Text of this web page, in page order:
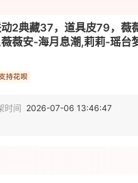
动2典藏37，道具皮79，
薇安-海月息潮,莉莉-瑶台
时间 2026-07-06 13:46:47